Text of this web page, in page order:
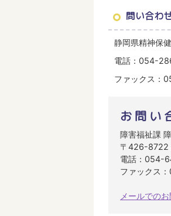
問い合わ
静岡県精神保
電話：054-
ファックス：
お問い
障害福祉課
〒426-8722
電話：054-
ファックス
メールでの